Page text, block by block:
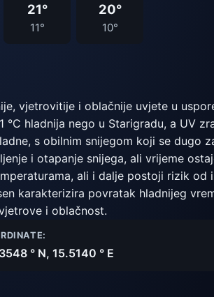
21°
11°
20°
10°
vjetrovitije i oblačnije uvjete u
hladnija nego u Starigradu, a UV
s obilnim snijegom koji se dugo
i otapanje snijega, ali vrijeme
ali i dalje postoji rizik od
karakterizira povratak hladnijeg
i oblačnost.
° N, 15.5140 ° E